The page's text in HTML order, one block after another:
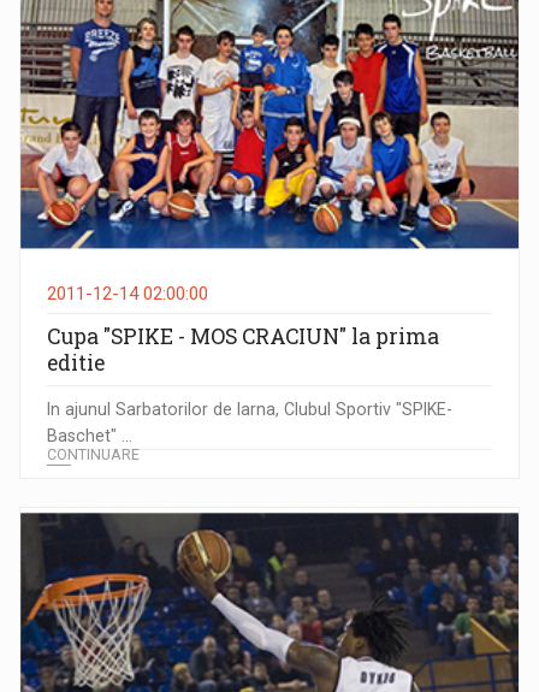
2011-12-14 02:00:00
Cupa "SPIKE - MOS CRACIUN" la prima
editie
In ajunul Sarbatorilor de Iarna, Clubul Sportiv "SPIKE-
Baschet" ...
CONTINUARE